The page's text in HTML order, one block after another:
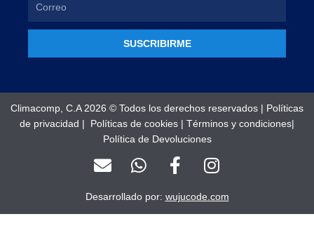
SUSCRIBIRME
Climacomp, C.A 2026 © Todos los derechos reservados | Políticas
de privacidad | Políticas de cookies | Términos y condiciones|
Política de Devoluciones
E
n
v
W
h
a
F
a
c
e
I
n
s
t
Desarrollado por: wujucode.com